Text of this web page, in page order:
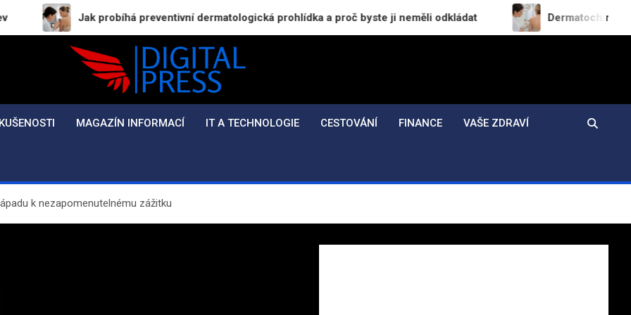
Jak probíhá preventivní dermatologická prohlídka a proč byste ji neměli odkládat Dermatochirurgie v praxi: Jak
Digital-Press.cz
Kvalitní informace pro každý den
MAGAZÍN INFORMACÍ IT A TECHNOLOGIE CESTOVÁNÍ FINANCE VAŠE ZDRAVÍ
k nezapomenutelnému zážitku